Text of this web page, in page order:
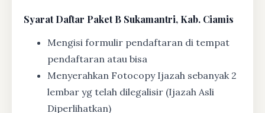
SyaratDaftar Paket B Sukamantri, Kab. Ciamis
Mengisi formulir pendaftaran di tempat
pendaftaran atau bisa
Menyerahkan Fotocopy Ijazah sebanyak 2
lembar yg telah dilegalisir (Ijazah Asli
Diperlihatkan)